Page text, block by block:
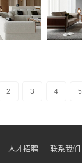
2 3 4 5
人才招聘 联系我们